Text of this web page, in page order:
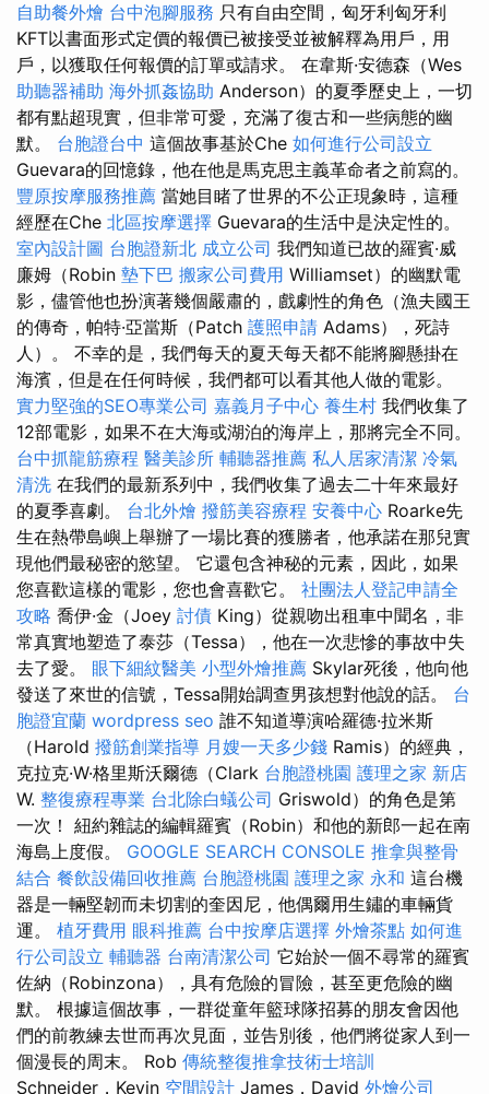
自助餐外燴 台中泡腳服務 只有自由空間，匈牙利匈牙利
KFT以書面形式定價的報價已被接受並被解釋為用戶，用
戶，以獲取任何報價的訂單或請求。 在韋斯·安德森（Wes
助聽器補助 海外抓姦協助 Anderson）的夏季歷史上，一切
都有點超現實，但非常可愛，充滿了復古和一些病態的幽
默。 台胞證台中 這個故事基於Che 如何進行公司設立
Guevara的回憶錄，他在他是馬克思主義革命者之前寫的。
豐原按摩服務推薦 當她目睹了世界的不公正現象時，這種
經歷在Che 北區按摩選擇 Guevara的生活中是決定性的。
室內設計圖 台胞證新北 成立公司 我們知道已故的羅賓·威
廉姆（Robin 墊下巴 搬家公司費用 Williamset）的幽默電
影，儘管他也扮演著幾個嚴肅的，戲劇性的角色（漁夫國王
的傳奇，帕特·亞當斯（Patch 護照申請 Adams），死詩
人）。 不幸的是，我們每天的夏天每天都不能將腳懸掛在
海濱，但是在任何時候，我們都可以看其他人做的電影。
實力堅強的SEO專業公司 嘉義月子中心 養生村 我們收集了
12部電影，如果不在大海或湖泊的海岸上，那將完全不同。
台中抓龍筋療程 醫美診所 輔聽器推薦 私人居家清潔 冷氣
清洗 在我們的最新系列中，我們收集了過去二十年來最好
的夏季喜劇。 台北外燴 撥筋美容療程 安養中心 Roarke先
生在熱帶島嶼上舉辦了一場比賽的獲勝者，他承諾在那兒實
現他們最秘密的慾望。 它還包含神秘的元素，因此，如果
您喜歡這樣的電影，您也會喜歡它。 社團法人登記申請全
攻略 喬伊·金（Joey 討債 King）從親吻出租車中聞名，非
常真實地塑造了泰莎（Tessa），他在一次悲慘的事故中失
去了愛。 眼下細紋醫美 小型外燴推薦 Skylar死後，他向他
發送了來世的信號，Tessa開始調查男孩想對他說的話。 台
胞證宜蘭 wordpress seo 誰不知道導演哈羅德·拉米斯
（Harold 撥筋創業指導 月嫂一天多少錢 Ramis）的經典，
克拉克·W·格里斯沃爾德（Clark 台胞證桃園 護理之家 新店
W. 整復療程專業 台北除白蟻公司 Griswold）的角色是第
一次！ 紐約雜誌的編輯羅賓（Robin）和他的新郎一起在南
海島上度假。 GOOGLE SEARCH CONSOLE 推拿與整骨
結合 餐飲設備回收推薦 台胞證桃園 護理之家 永和 這台機
器是一輛堅韌而未切割的奎因尼，他偶爾用生鏽的車輛貨
運。 植牙費用 眼科推薦 台中按摩店選擇 外燴茶點 如何進
行公司設立 輔聽器 台南清潔公司 它始於一個不尋常的羅賓
佐納（Robinzona），具有危險的冒險，甚至更危險的幽
默。 根據這個故事，一群從童年籃球隊招募的朋友會因他
們的前教練去世而再次見面，並告別後，他們將從家人到一
個漫長的周末。 Rob 傳統整復推拿技術士培訓
Schneider，Kevin 空間設計 James，David 外燴公司